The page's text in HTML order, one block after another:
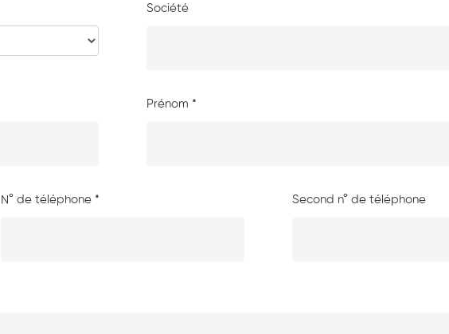
Société
Prénom *
N° de téléphone * Second n° de téléphone